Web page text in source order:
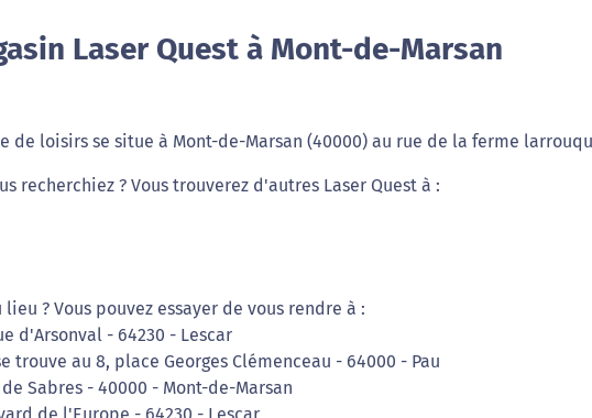
Laser Quest à Mont-de-Marsan
de loisirs se situe à Mont-de-Marsan (40000) au rue de la ferme
recherchiez ? Vous trouverez d'autres Laser Quest à :
? Vous pouvez essayer de vous rendre à :
d'Arsonval - 64230 - Lescar
trouve au 8, place Georges Clémenceau - 64000 - Pau
Sabres - 40000 - Mont-de-Marsan